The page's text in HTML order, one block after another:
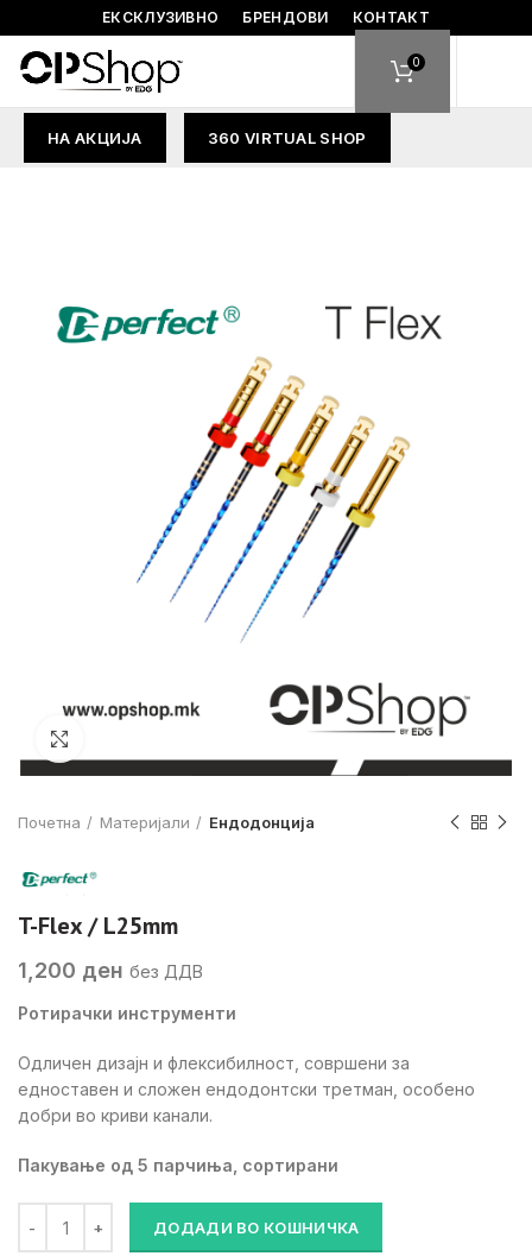
ЕКСКЛУЗИВНО БРЕНДОВИ КОНТАКТ
0
НА АКЦИЈА 360 VIRTUAL SHOP
Почетна Материјали Ендодонција
T-Flex / L25mm
1,200 ден без ДДВ
Ротирачки инструменти
Одличен дизајн и флексибилност, совршени за
едноставен и сложен ендодонтски третман, особено
добри во криви канали.
Пакување од 5 парчиња, сортирани
ДОДАДИ ВО КОШНИЧКА